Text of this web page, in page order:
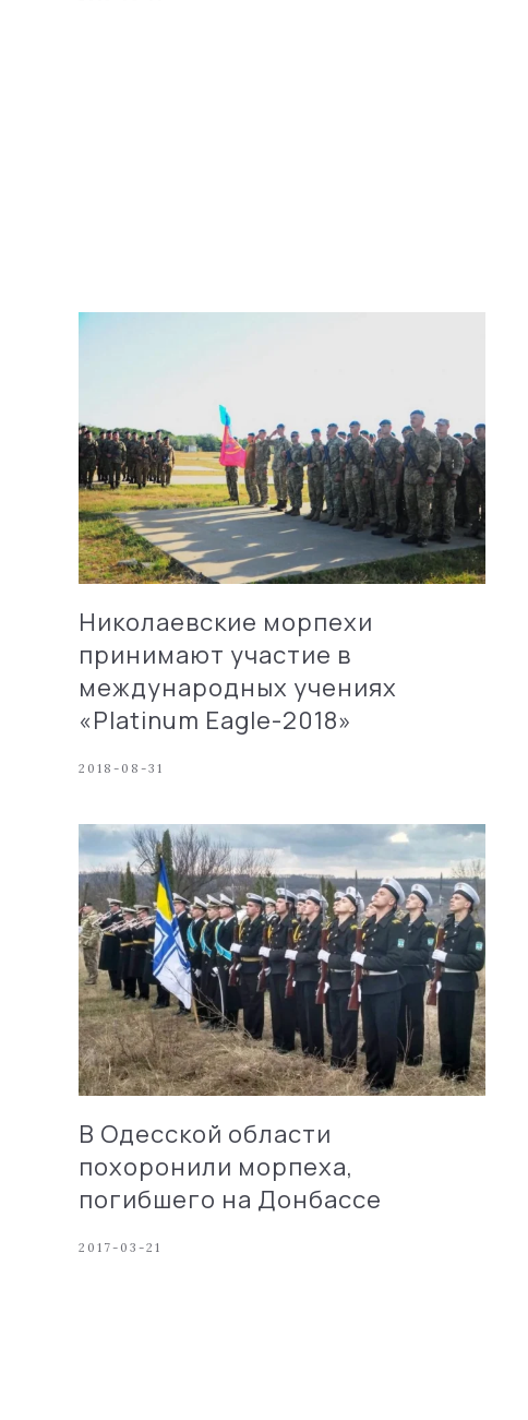
Николаевские морпехи
принимают участие в
международных учениях
«Platinum Eagle-2018»
2018-08-31
В Одесской области
похоронили морпеха,
погибшего на Донбассе
2017-03-21